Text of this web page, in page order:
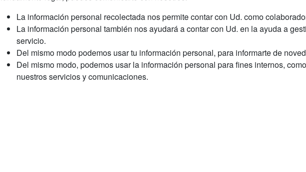
La información personal recolectada nos permite contar con Ud. como
La información personal también nos ayudará a contar con Ud. en la ayuda a
servicio.
Del mismo modo podemos usar tu información personal, para informarte de
Del mismo modo, podemos usar la información personal para fines internos,
nuestros servicios y comunicaciones.